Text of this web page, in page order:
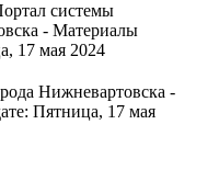
системы
- Материалы
17 мая 2024
Нижневартовска -
Пятница, 17 мая